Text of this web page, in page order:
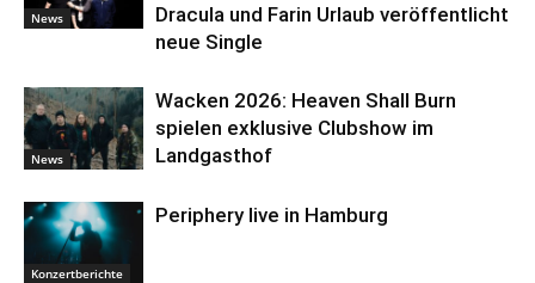
News
Dracula und Farin Urlaub veröffentlicht
neue Single
News
Wacken 2026: Heaven Shall Burn
spielen exklusive Clubshow im
Landgasthof
Konzertberichte
Periphery live in Hamburg